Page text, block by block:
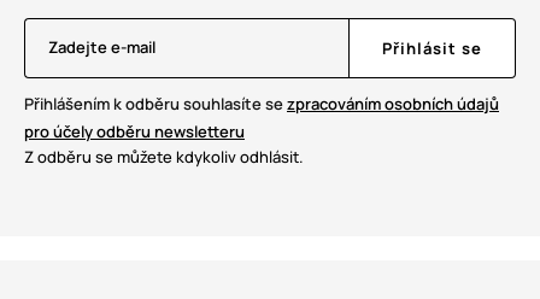
Zadejte e-mail Přihlásit se
Přihlášením k odběru souhlasíte sezpracováním osobních údajů
pro účely odběru newsletteru
Z odběru se můžete kdykoliv odhlásit.